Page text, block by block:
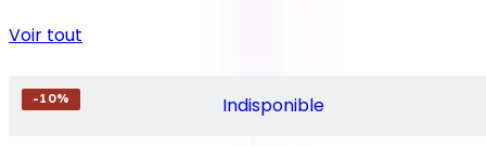
Voir tout
-10% Indisponible